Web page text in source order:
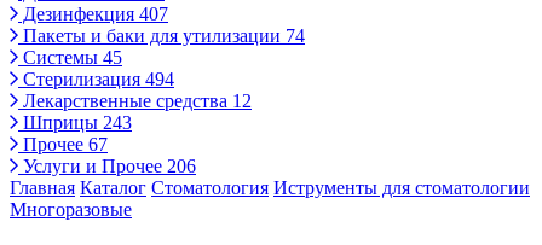
Дезинфекция 407
Пакеты и баки для утилизации 74
Системы 45
Стерилизация 494
Лекарственные средства 12
Шприцы 243
Прочее 67
Услуги и Прочее 206
Главная Каталог Стоматология Иструменты для стоматологии
Многоразовые